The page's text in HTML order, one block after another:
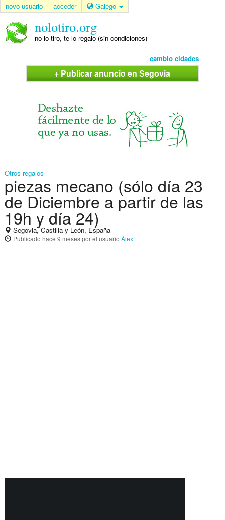
novo usuario acceder Galego
nolotiro.org
no lo tiro, te lo regalo (sin condiciones)
cambio cidades
+ Publicar anuncio en Segovia
Otros regalos
piezas mecano (sólo día 23
de Diciembre a partir de las
19h y día 24)
Segovia, Castilla y León, España
Publicado hace 9 mesespor el usuario Álex